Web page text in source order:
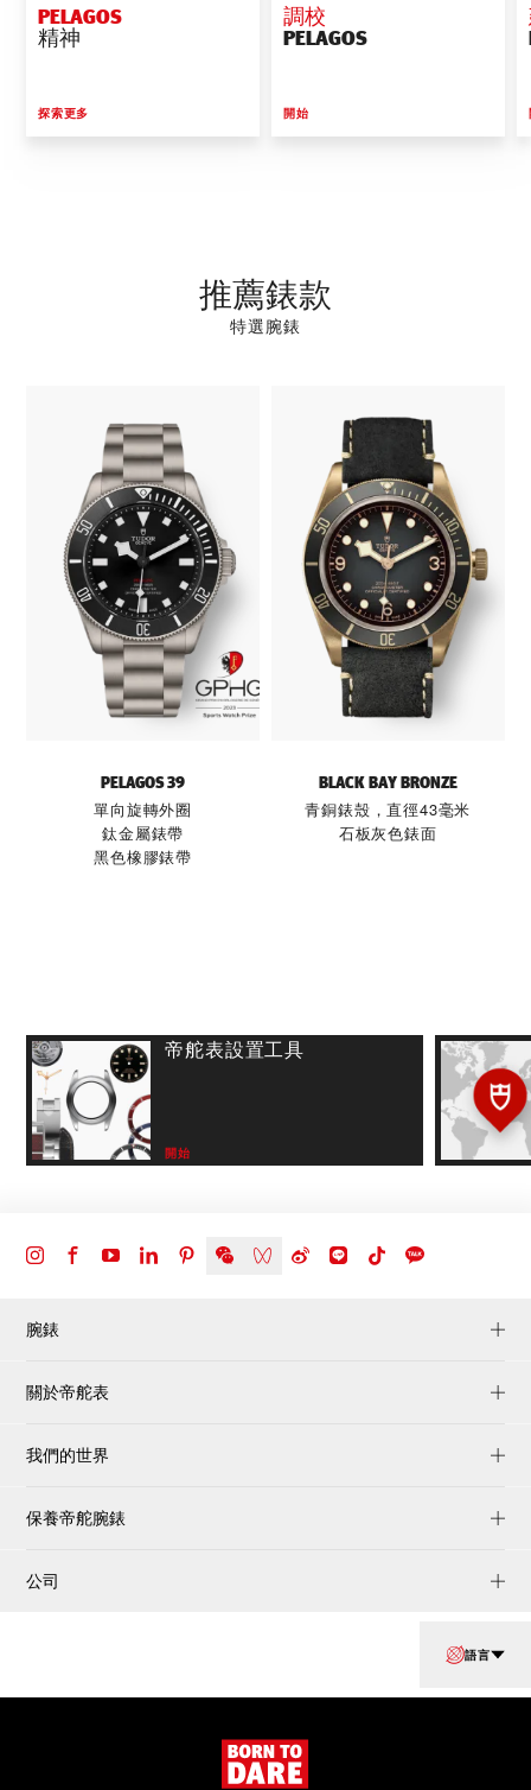
PELAGOS
精神
探索更多
調校
PELAGOS
開始
推薦錶款
特選腕錶
PELAGOS 39
單向旋轉外圈
鈦金屬錶帶
黑色橡膠錶帶
BLACK BAY BRONZE
青銅錶殼，直徑43毫米
石板灰色錶面
帝舵表設置工具
開始
腕錶
關於帝舵表
我們的世界
保養帝舵腕錶
公司
語言